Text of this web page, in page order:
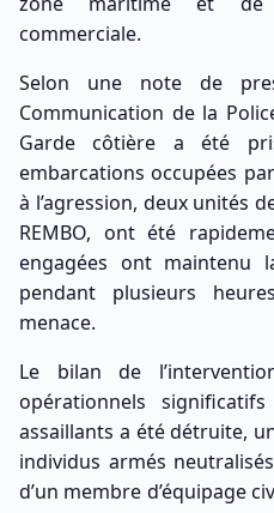
commerciale.
Selon une note de
Communication de la
Garde côtière a été
embarcations occupées
à l’agression, deux unités
REMBO, ont été
engagées ont maintenu
pendant plusieurs
menace.
Le bilan de
opérationnels
assaillants a été détruite,
individus armés
d’un membre d’équipage